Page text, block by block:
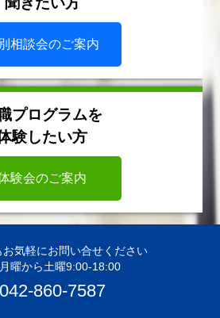
相談会のご案内
プログラムを
験したい方
験会のご案内
お気軽にお問い合せください
曜から土曜9:00-18:00
042-860-7587